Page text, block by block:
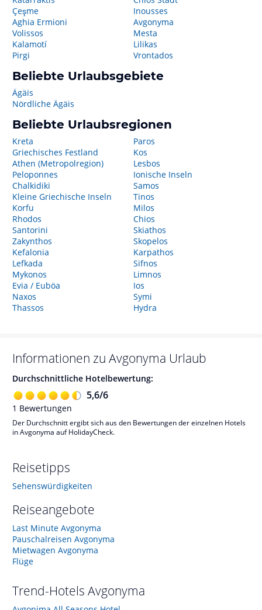
Çeşme
Aghia Ermioni
Volissos
Kalamotí
Pirgi
Inousses
Avgonyma
Mesta
Lilikas
Vrontados
Beliebte Urlaubsgebiete
Ägäis
Nördliche Ägäis
Beliebte Urlaubsregionen
Kreta
Griechisches Festland
Athen (Metropolregion)
Peloponnes
Chalkidiki
Kleine Griechische Inseln
Korfu
Rhodos
Santorini
Zakynthos
Kefalonia
Lefkada
Mykonos
Evia / Euböa
Naxos
Thassos
Paros
Kos
Lesbos
Ionische Inseln
Samos
Tinos
Milos
Chios
Skiathos
Skopelos
Karpathos
Sifnos
Limnos
Ios
Symi
Hydra
Informationen zu Avgonyma Urlaub
Durchschnittliche Hotelbewertung:
5,6/6
1 Bewertungen
Der Durchschnitt ergibt sich aus den Bewertungen der einzelnen Hotels
in Avgonyma auf HolidayCheck.
Reisetipps
Sehenswürdigkeiten
Reiseangebote
Last Minute Avgonyma
Pauschalreisen Avgonyma
Mietwagen Avgonyma
Flüge
Trend-Hotels Avgonyma